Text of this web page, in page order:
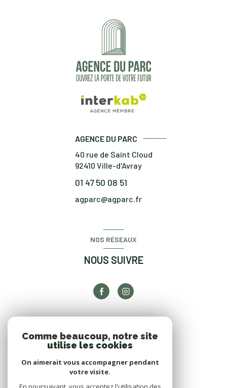
AGENCE DU PARC
40 rue de Saint Cloud
92410 Ville-d'Avray
01 47 50 08 51
agparc@agparc.fr
NOS RÉSEAUX
NOUS SUIVRE
NOUS ADHÉRONS
Comme beaucoup, notre site
utilise les cookies
On aimerait vous accompagner pendant
votre visite.